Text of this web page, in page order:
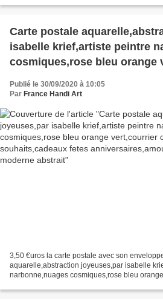
Carte postale
isabelle krief,artiste peintre
cosmiques,rose bleu orange
anniversaires,amour amitie
Publié le 30/09/2020 à 10:05
Par France Handi Art
3,50 €uros la carte postale avec son
aquarelle,abstraction joyeuses,par isabelle
narbonne,nuages cosmiques,rose bleu